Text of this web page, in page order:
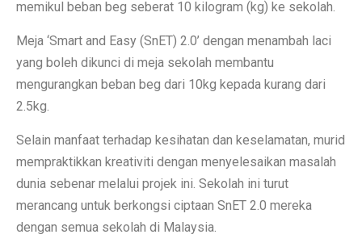
memikul beban beg seberat 10 kilogram (kg) ke sekolah.
Meja ‘Smart and Easy (SnET) 2.0’ dengan menambah laci
yang boleh dikunci di meja sekolah membantu
mengurangkan beban beg dari 10kg kepada kurang dari
2.5kg.
Selain manfaat terhadap kesihatan dan keselamatan, murid
mempraktikkan kreativiti dengan menyelesaikan masalah
dunia sebenar melalui projek ini. Sekolah ini turut
merancang untuk berkongsi ciptaan SnET 2.0 mereka
dengan semua sekolah di Malaysia.